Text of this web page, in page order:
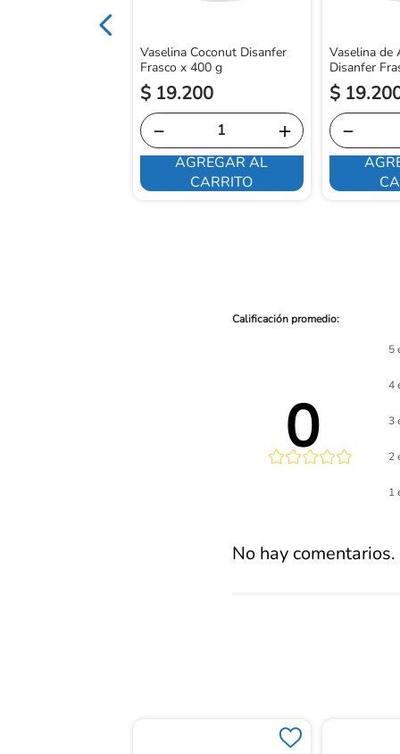
Vaselina Coconut Disanfer
Frasco x 400 g
$ 19.200
＋
－
AGREGAR AL
CARRITO
Vaselina de
Disanfer
$ 19.
－
0
promedio
5
4
3
2
1
No hay comentarios.